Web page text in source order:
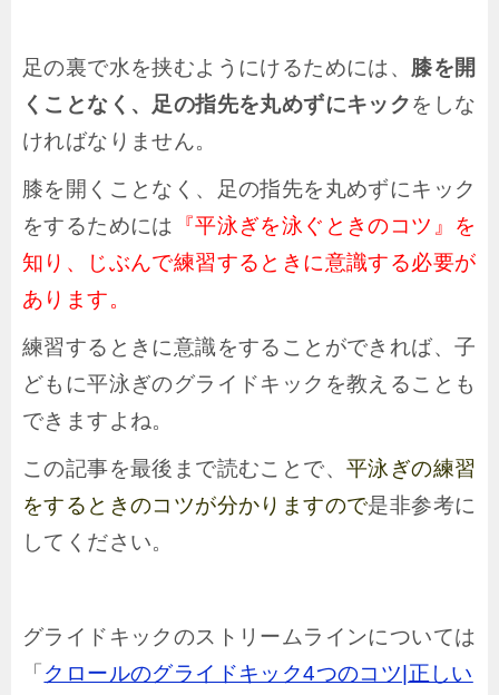
足の裏で水を挟むようにけるためには、 膝を開
くことなく、足の指先を丸めずにキックをしな
ければなりません。
膝を開くことなく、足の指先を丸めずにキック
をするためには
『平泳ぎを泳ぐときのコツ』を
知り、じぶんで練習するときに意識する必要が
あります。
練習するときに意識をすることができれば、子
どもに平泳ぎのグライドキックを教えることも
できますよね。
この記事を最後まで読むことで、 平泳ぎの練習
をするときのコツが分かりますので是非参考に
してください。
グライドキックのストリームラインについては
「クロールのグライドキック4つのコツ|正しい